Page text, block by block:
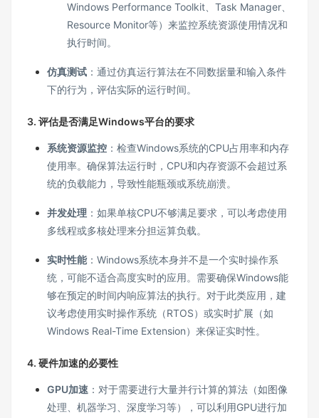
Windows Performance Toolkit、Task Manager、
Resource Monitor等）来监控系统资源使用情况和
执行时间。
仿真测试 ：通过仿真运行算法在不同数据量和输入条件
下的行为，评估实际的运行时间。
3. 评估是否满足Windows平台的要求
系统资源监控 ：检查Windows系统的CPU占用率和内存
使用率。确保算法运行时，CPU和内存资源不会超过系
统的负载能力，导致性能瓶颈或系统崩溃。
并发处理 ：如果单核CPU不够满足要求，可以考虑使用
多线程或多核处理来分担运算负载。
实时性能：Windows系统本身并不是一个实时操作系
统，可能不适合高度实时的应用。需要确保Windows能
够在预定的时间内响应算法的执行。对于此类应用，建
议考虑使用实时操作系统（RTOS）或实时扩展（如
Windows Real-Time Extension）来保证实时性。
4. 硬件加速的必要性
GPU加速 ：对于需要进行大量并行计算的算法（如图像
处理、机器学习、深度学习等），可以利用GPU进行加